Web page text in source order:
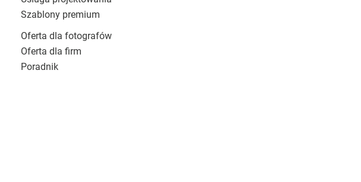
Szablony premium
Oferta dla fotografów
Oferta dla firm
Poradnik